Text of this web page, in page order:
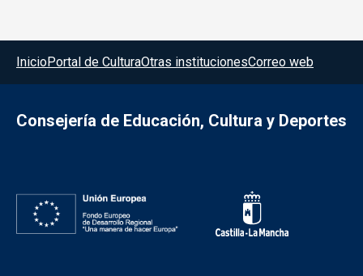
Menú del pie
InicioPortal de CulturaOtras institucionesCorreo web
Consejería de Educación, Cultura y Deportes